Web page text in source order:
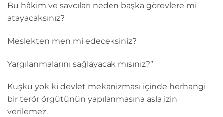
Bu hâkim ve savcıları neden başka görevlere mi
atayacaksınız?
Meslekten men mi edeceksiniz?
Yargılanmalarını sağlayacak mısınız?”
Kuşku yok ki devlet mekanizması içinde herhangi
bir terör örgütünün yapılanmasına asla izin
verilemez.